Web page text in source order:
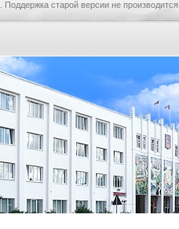
. Поддержка старой версии не производится.